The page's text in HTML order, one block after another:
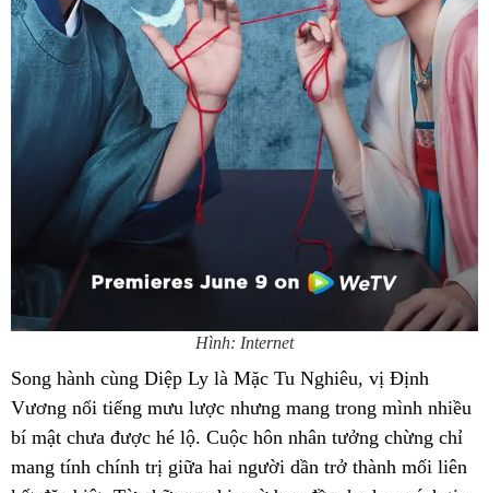
Hình: Internet
Song hành cùng Diệp Ly là Mặc Tu Nghiêu, vị Định
Vương nổi tiếng mưu lược nhưng mang trong mình nhiều
bí mật chưa được hé lộ. Cuộc hôn nhân tưởng chừng chỉ
mang tính chính trị giữa hai người dần trở thành mối liên